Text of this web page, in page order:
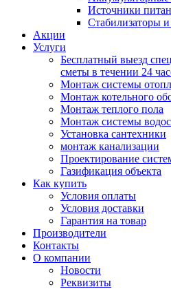
Источники
Стабилизаторы и
Акции
Услуги
Бесплатный выезд
сметы в течении 24
Монтаж системы
Монтаж котельного
Монтаж теплого пола
Монтаж системы
Установка сантехники
монтаж канализации
Проектирование
Газификация объекта
Как купить
Условия оплаты
Условия доставки
Гарантия на товар
Производители
Контакты
О компании
Новости
Реквизиты